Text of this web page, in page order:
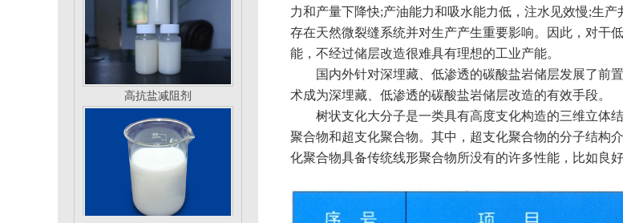
高抗盐减阻剂
乳液型油田废水絮凝剂
力和产量下降快;产油能力和吸水能力低，注水见效慢;生
存在天然微裂缝系统并对生产产生重要影响。因此，对干
能，不经过储层改造很难具有理想的工业产能。
国内外针对深埋藏、低渗透的碳酸盐岩储层发展了前
术成为深埋藏、低渗透的碳酸盐岩储层改造的有效手段。
树状支化大分子是一类具有高度支化构造的三维立体结
聚合物和超支化聚合物。其中，超支化聚合物的分子结构
化聚合物具备传统线形聚合物所没有的许多性能，比如良